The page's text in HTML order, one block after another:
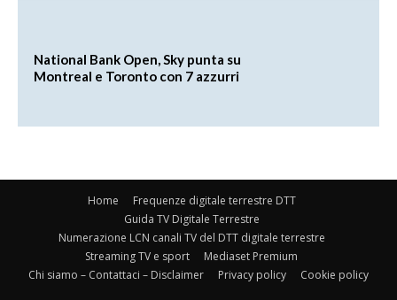
National Bank Open, Sky punta su
Montreal e Toronto con 7 azzurri
Home
Frequenze digitale terrestre DTT
Guida TV Digitale Terrestre
Numerazione LCN canali TV del DTT digitale terrestre
Streaming TV e sport
Mediaset Premium
Chi siamo – Contattaci – Disclaimer
Privacy policy Cookie policy